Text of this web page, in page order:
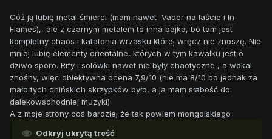
Cóż ją lubię metal śmierci (mam nawet Vader na laście i In
Flames),, ale z czarnym metalem to inna bajka, bo tam jest
kompletny chaos i katatonia wrzasku której wręcz nie znoszę. Nie
mniej lubię elementy orientalne, których w tym kawałku jest o
dziwo sporo. Rify i solówki nawet nie były chaotyczne , a wokal
znośny, więc obiektywna ocena 7,9/10 (nie ma 8/10 bo jednak za
mało tych chińskich skrzypków było, a ja mam słabość do
dalekowschodniej muzyki)
A z moje strony coś bardziej że tak powiem mongolskiego
Odkryj ukrytą treść